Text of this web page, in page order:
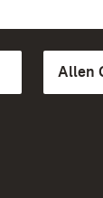
Allen